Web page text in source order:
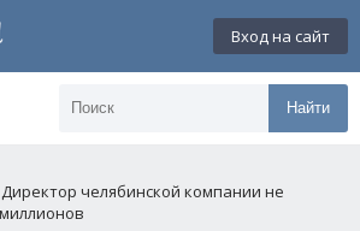
Вход на сайт
Найти
Директор челябинской компании не